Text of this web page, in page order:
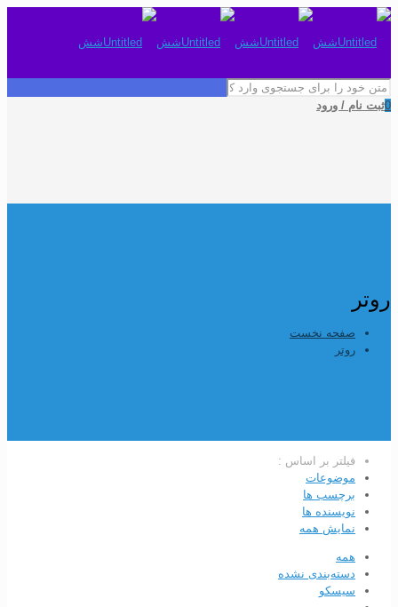
0ثبت نام / ورود
روتر
صفحه نخست
روتر
فیلتر بر اساس :
موضوعات
برچسب ها
نویسنده ها
نمایش همه
همه
دسته‌بندی نشده
سیسکو